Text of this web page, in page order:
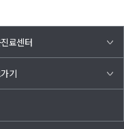
료센터
기